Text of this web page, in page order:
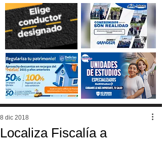
Localiza Fiscalía a
8 dic 2018